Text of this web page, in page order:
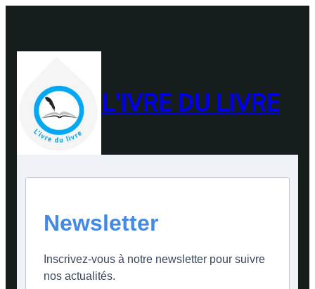
L'IVRE DU LIVRE
Newsletter
Inscrivez-vous à notre newsletter pour suivre
nos actualités.